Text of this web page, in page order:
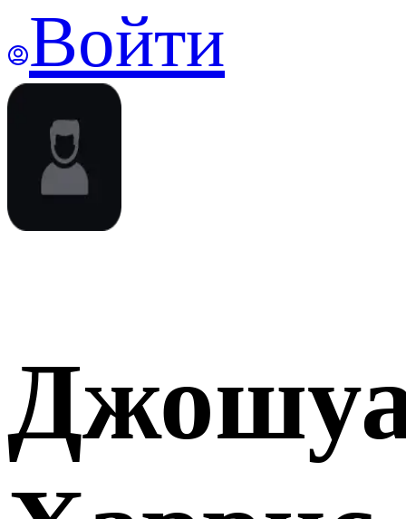
Войти